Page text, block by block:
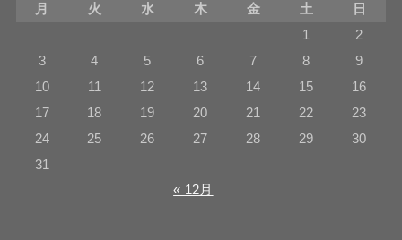
月
火 水 木 金 土
日
1
2
3
4 5 6 7 8
9
10
11 12 13 14 15
16
17
18 19 20 21 22
23
24
25 26 27 28 29
30
31
« 12月